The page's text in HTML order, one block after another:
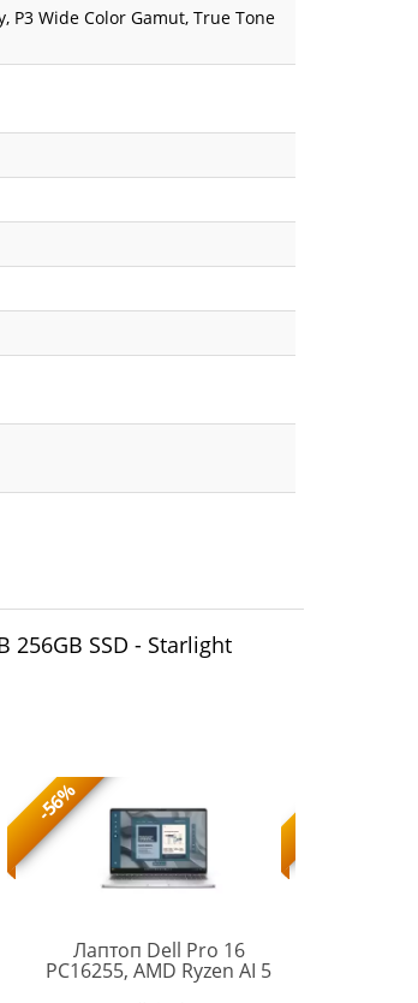
P3 Wide Color Gamut, True Tone
256GB SSD - Starlight
-56%
Лаптоп Dell Pro 16
PC16255, AMD Ryzen AI 5
PRO 340 (22 MB, 6C, up to